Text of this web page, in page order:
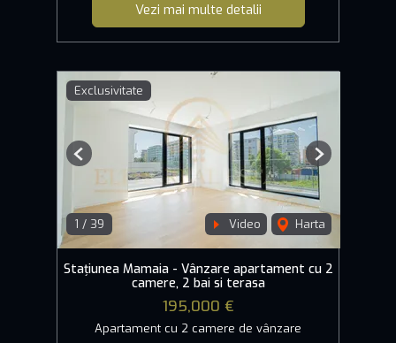
Vezi mai multe detalii
Exclusivitate
1 / 39 Video Harta
Previous Next
Stațiunea Mamaia - Vânzare apartament cu 2
camere, 2 bai si terasa
195,000 €
Apartament cu 2 camere de vânzare